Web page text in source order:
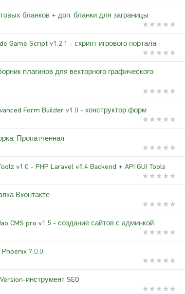
бланков + доп. бланки для заграницы
Game Script v1.2.1 - скрипт игрового портала
плагинов для векторного графического
Form Builder v1.0 - конструктор форм
Пропатченная
v1.0 - PHP Laravel v5.4 Backend + API GUI Tools
Вконтакте
CMS pro v1.5 - создание сайтов с админкой
7.0.0
инструмент SEO